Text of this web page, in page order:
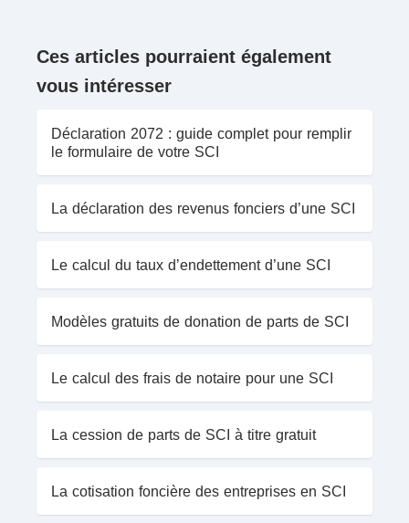
Ces articles pourraient également
vous intéresser
Déclaration 2072 : guide complet pour remplir
le formulaire de votre SCI
La déclaration des revenus fonciers d’une SCI
Le calcul du taux d’endettement d’une SCI
Modèles gratuits de donation de parts de SCI
Le calcul des frais de notaire pour une SCI
La cession de parts de SCI à titre gratuit
La cotisation foncière des entreprises en SCI